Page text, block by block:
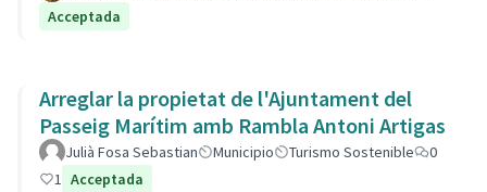
Acceptada
Arreglar la propietat de l'Ajuntament del
Passeig Marítim amb Rambla Antoni Artigas
Julià Fosa Sebastian Municipio Turismo Sostenible
0
1 Acceptada